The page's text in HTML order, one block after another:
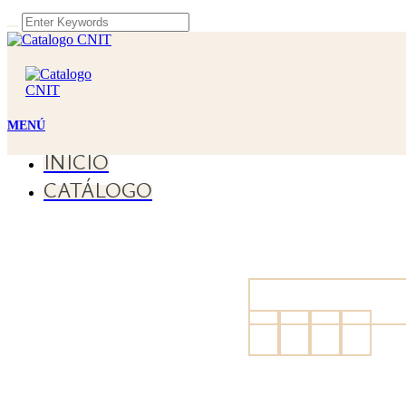
INICIO
CATÁLOGO